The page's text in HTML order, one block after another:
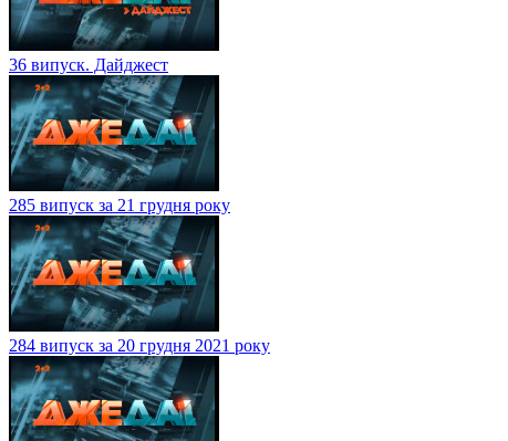
36 випуск. Дайджест
285 випуск за 21 грудня року
284 випуск за 20 грудня 2021 року